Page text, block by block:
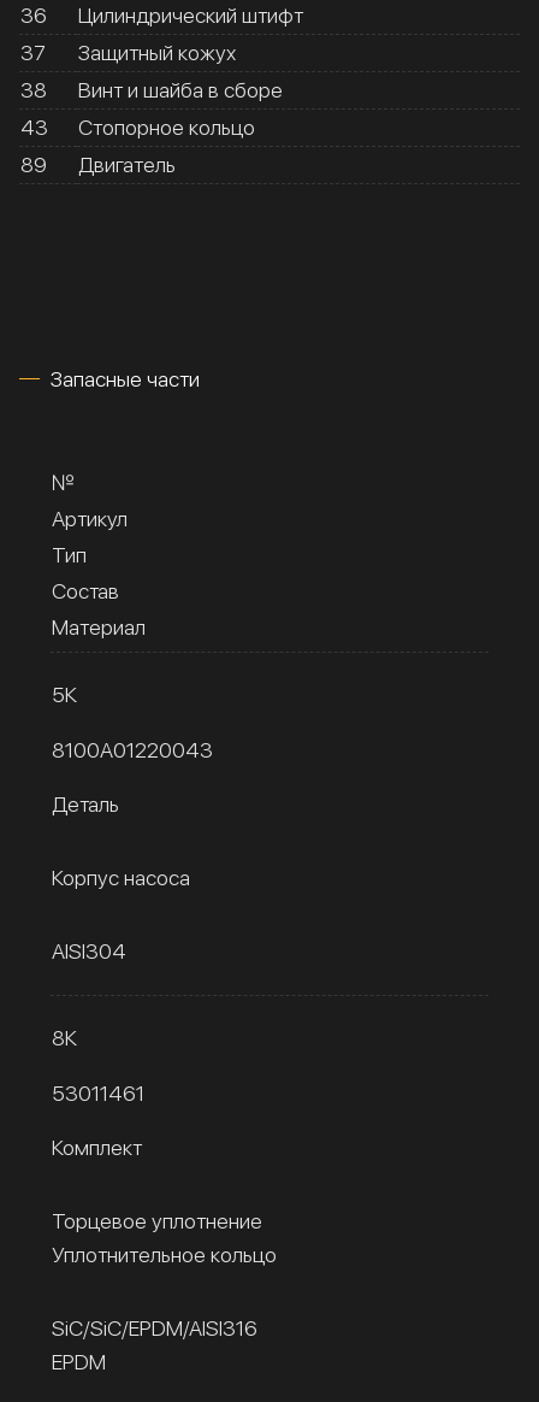
36
Цилиндрический штифт
37
Защитный кожух
38
Винт и шайба в сборе
43
Стопорное кольцо
89
Двигатель
Запасные части
№
Артикул
Тип
Состав
Материал
5К
8100A01220043
Деталь
Корпус насоса
AISI304
8К
53011461
Комплект
Торцевое уплотнение
Уплотнительное кольцо
SiC/SiC/EPDM/AISI316
EPDM